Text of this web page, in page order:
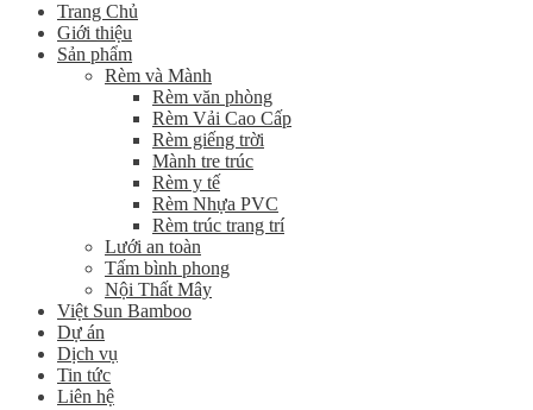
Trang Chủ
Giới thiệu
Sản phẩm
Rèm và Mành
Rèm văn phòng
Rèm Vải Cao Cấp
Rèm giếng trời
Mành tre trúc
Rèm y tế
Rèm Nhựa PVC
Rèm trúc trang trí
Lưới an toàn
Tấm bình phong
Nội Thất Mây
Việt Sun Bamboo
Dự án
Dịch vụ
Tin tức
Liên hệ